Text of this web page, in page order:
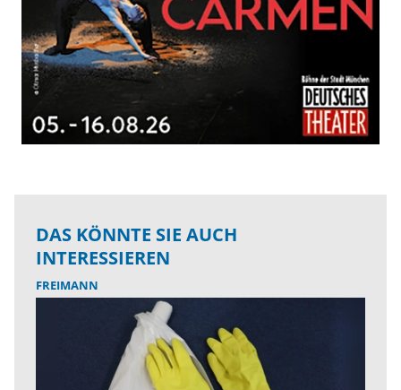
DAS KÖNNTE SIE AUCH
INTERESSIEREN
FREIMANN